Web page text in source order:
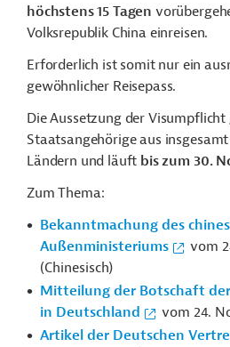
höchstens 15 Tagen
Volksrepublik China einreisen.
Erforderlich ist somit nur ein
gewöhnlicher Reisepass.
Die Aussetzung der
Staatsangehörige aus
Ländern und läuft bis zum 30.
Zum Thema:
Bekanntmachung des
Außenministeriums
vom
(Chinesisch)
Mitteilung der Botschaft
in Deutschland
vom 24.
Artikel der Deutschen